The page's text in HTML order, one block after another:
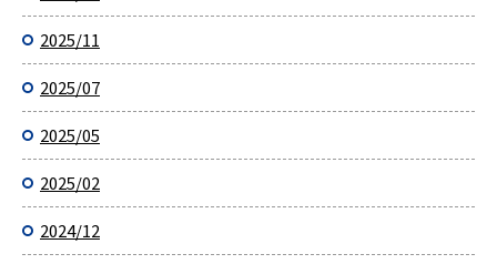
2025/11
2025/07
2025/05
2025/02
2024/12